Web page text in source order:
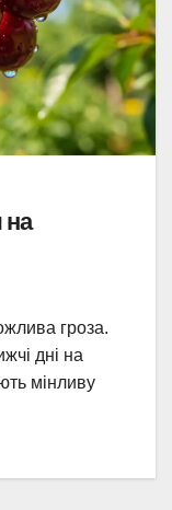
на
гроза.
дні на
мінливу